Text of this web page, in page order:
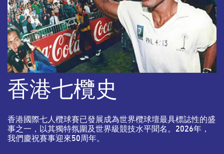
香港七欖史
香港國際七人欖球賽已發展成為世界欖球壇最具標誌性的盛
事之一，以其獨特氛圍及世界級競技水平聞名。2026年，
我們慶祝賽事迎來50周年。